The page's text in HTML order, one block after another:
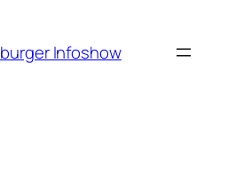
Infoshow